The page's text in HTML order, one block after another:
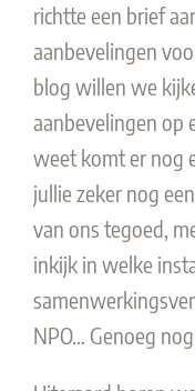
richtte een brief
aanbevelingen
blog willen we
aanbevelingen op
weet komt er nog
jullie zeker nog
van ons tegoed,
inkijk in welke
NPO… Genoeg